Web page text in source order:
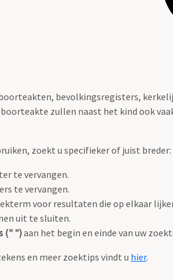
bevolkingsregisters,
zullen naast het kind ook
zoekt u specifieker of juist breder:
te vervangen.
te vervangen.
voor resultaten die op elkaar
uit te sluiten.
(" ")aan het begin en einde van uw
en meer zoektips vindt u hier.